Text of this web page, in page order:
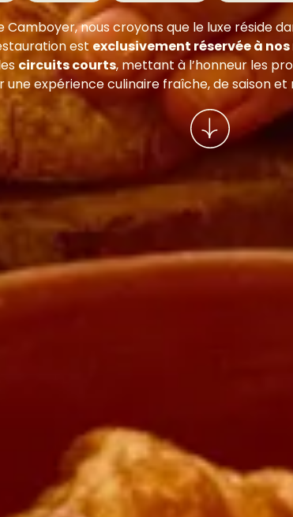
Camboyer, nous croyons que le luxe réside
est exclusivement réservée à
circuits courts, mettant à l’honneur les
une expérience culinaire fraîche, de saison